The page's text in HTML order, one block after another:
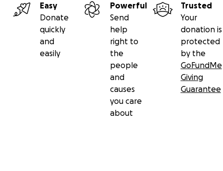
Easy
Donate
quickly
and
easily
Powerful
Send
help
right to
the
people
and
causes
you care
about
Trusted
Your
donation is
protected
by the
GoFundMe
Giving
Guarantee